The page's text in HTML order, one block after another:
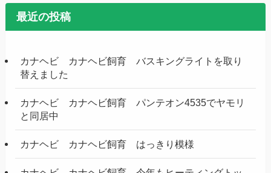
最近の投稿
カナヘビ カナヘビ飼育 バスキングライトを取り
替えました
カナヘビ カナヘビ飼育 パンテオン4535でヤモリ
と同居中
カナヘビ カナヘビ飼育 はっきり模様